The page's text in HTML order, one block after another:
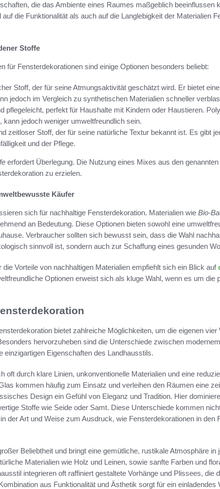
die das Ambiente eines Raumes maßgeblich beeinflussen
die Funktionalität als auch auf die Langlebigkeit der Materialien
Stoffe
für Fensterdekorationen sind einige Optionen besonders beliebt:
Stoff, der für seine Atmungsaktivität geschätzt wird. Er bietet
jedoch im Vergleich zu synthetischen Materialien schneller
pflegeleicht, perfekt für Haushalte mit Kindern oder Haustieren.
kann jedoch weniger umweltfreundlich sein.
zeitloser Stoff, der für seine natürliche Textur bekannt ist. Es gibt
und der Pflege.
erfordert Überlegung. Die Nutzung eines Mixes aus den
zu erzielen.
Käufer
sich für nachhaltige Fensterdekoration. Materialien wie Bio-
an Bedeutung. Diese Optionen bieten sowohl eine
Verbraucher sollten sich bewusst sein, dass die Wahl
sinnvoll ist, sondern auch zur Schaffung eines gesunden
die Vorteile von nachhaltigen Materialien empfiehlt sich ein Blick auf
Optionen erweist sich als kluge Wahl, wenn es um die
bietet zahlreiche Möglichkeiten, um die eigenen vier
hervorzuheben sind die Unterschiede zwischen
einzigartigen Eigenschaften des Landhausstils.
oft durch klare Linien, unkonventionelle Materialien und eine
kommen häufig zum Einsatz und verleihen den Räumen eine
Design ein Gefühl von Eleganz und Tradition. Hier
Stoffe wie Seide oder Samt. Diese Unterschiede kommen
der Art und Weise zum Ausdruck, wie Fensterdekorationen in den
Beliebtheit und bringt eine gemütliche, rustikale Atmosphäre in
Materialien wie Holz und Leinen, sowie sanfte Farben und
integrieren oft raffiniert gestaltete Vorhänge und Plissees, die
aus Funktionalität und Ästhetik sorgt für ein einladendes